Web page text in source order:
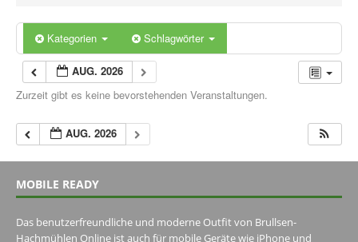
Kategorien Schlagwörter
AUG. 2026
Zurzeit gibt es keine bevorstehenden Veranstaltungen.
AUG. 2026
MOBILE READY
Das benutzerfreundliche und moderne Outfit von Brullsen-
Hachmühlen Online ist auch für mobile Geräte wie iPhone und